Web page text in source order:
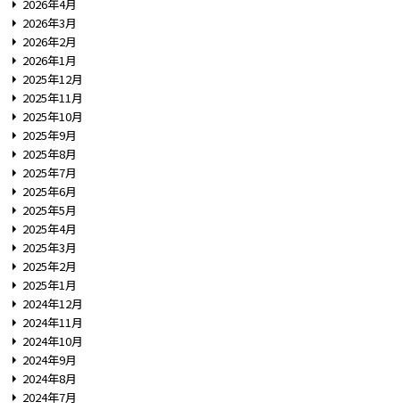
2026年4月
2026年3月
2026年2月
2026年1月
2025年12月
2025年11月
2025年10月
2025年9月
2025年8月
2025年7月
2025年6月
2025年5月
2025年4月
2025年3月
2025年2月
2025年1月
2024年12月
2024年11月
2024年10月
2024年9月
2024年8月
2024年7月